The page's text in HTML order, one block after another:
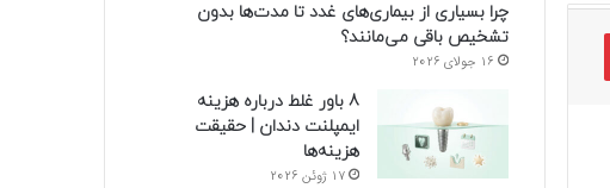
پینتریست
چرا بسیاری از بیماری‌های غدد تا مدت‌ها بدون
تشخیص باقی می‌مانند؟
16 جولای 2026
8 باور غلط درباره هزینه
ایمپلنت دندان | حقیقت
هزینه‌ها
17 ژوئن 2026